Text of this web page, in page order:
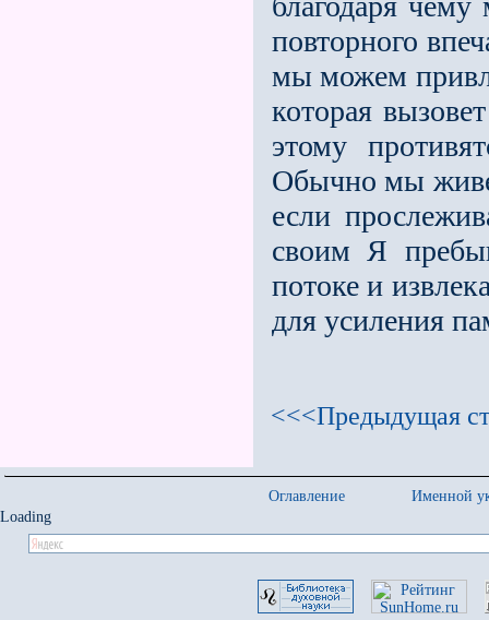
повторного
мы можем
которая
этому
Обычно мы
если
своим Я
потоке и
для усиления
<<<Предыдущая
Оглавление
Именной
Loading